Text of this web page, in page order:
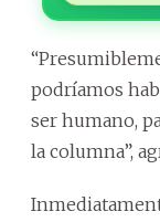
podríamos
ser humano,
la columna”,